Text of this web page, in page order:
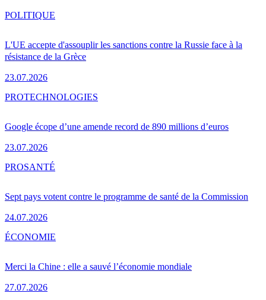
L'UE accepte d'assouplir les sanctions contre la Russie face à la
résistance de la Grèce
23.07.2026
POLITIQUE
Google écope d’une amende record de 890 millions d’euros
23.07.2026
PROTECHNOLOGIES
Sept pays votent contre le programme de santé de la Commission
24.07.2026
PROSANTÉ
Merci la Chine : elle a sauvé l’économie mondiale
27.07.2026
ÉCONOMIE